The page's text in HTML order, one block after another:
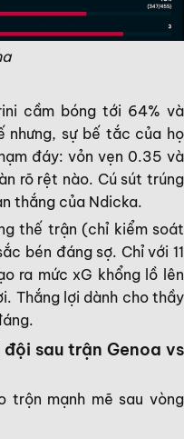
cầm bóng tới 64% và
nhưng, sự bế tắc của họ
đáy: vỏn vẹn 0.35 và
rõ rệt nào. Cú sút trúng
thắng của Ndicka.
thế trận (chỉ kiểm soát
bén đáng sợ. Chỉ với 11
ra mức xG khổng lồ lên
Thắng lợi dành cho thầy
sau trận Genoa vs
trộn mạnh mẽ sau vòng